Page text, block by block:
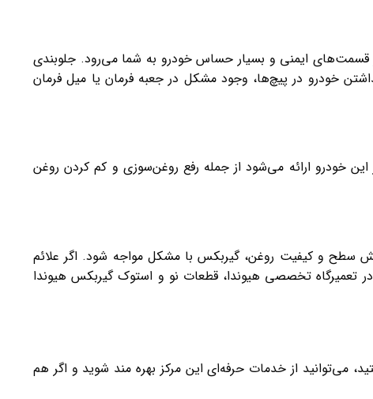
ایمنی و بسیار حساس خودرو به شما می‌رود. جلوبندی
خودرو در پیچ‌ها، وجود مشکل در جعبه فرمان یا میل فرمان
خودرو ارائه می‌شود از جمله رفع روغن‌سوزی و کم کردن روغن
سطح و کیفیت روغن، گیربکس با مشکل مواجه شود. اگر علائم
در تعمیرگاه تخصصی هیوندا، قطعات نو و استوک گیربکس هیوندا
از خدمات حرفه‌ای این مرکز بهره مند شوید و اگر هم